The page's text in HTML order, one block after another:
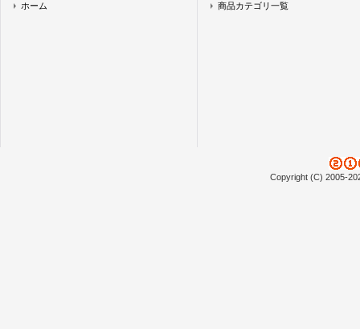
ホーム 商品カテゴリ一覧
Copyright (C) 2005-